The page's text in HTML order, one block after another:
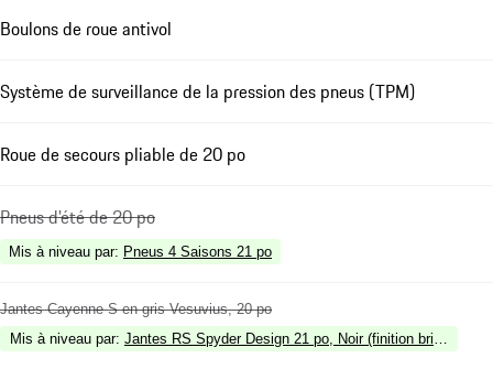
Boulons de roue antivol
Système de surveillance de la pression des pneus (TPM)
Roue de secours pliable de 20 po
Pneus d'été de 20 po
Mis à niveau par: Pneus 4 Saisons 21 po
Jantes Cayenne S en gris Vesuvius, 20 po
Mis à niveau par: Jantes RS Spyder Design 21 po, Noir (finition brillante)